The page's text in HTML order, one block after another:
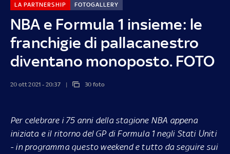
NBA e Formula 1 insieme: le
franchigie di pallacanestro
diventano monoposto. FOTO
LA PARTNERSHIP FOTOGALLERY
20 ott 2021 - 20:37 30 foto
Per celebrare i 75 anni della stagione NBA appena
iniziata e il ritorno del GP di Formula 1 negli Stati Uniti
- in programma questo weekend e tutto da seguire sui